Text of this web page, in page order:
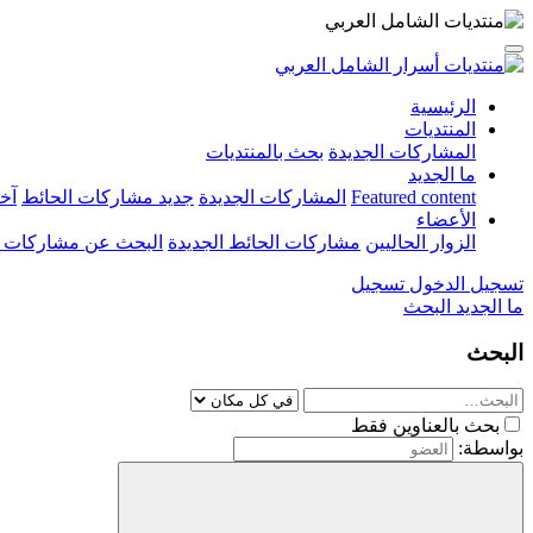
الرئيسية
المنتديات
المشاركات الجديدة بحث بالمنتديات
ما الجديد
Featured content المشاركات الجديدة جديد مشاركات الحائط
الأعضاء
الزوار الحاليين مشاركات الحائط الجديدة البحث عن
تسجيل الدخول تسجيل
ما الجديد البحث
البحث
بحث بالعناوين فقط
بواسطة: